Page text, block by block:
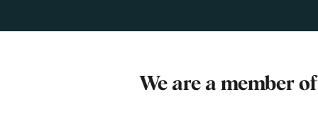
We are a member of